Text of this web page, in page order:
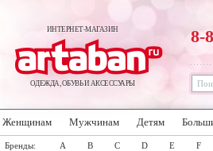
ИНТЕРНЕТ-МАГАЗИН
ОДЕЖДА, ОБУВЬ И АКСЕССУАРЫ
8-
Женщинам Мужчинам Детям
Бренды: A B C D E F